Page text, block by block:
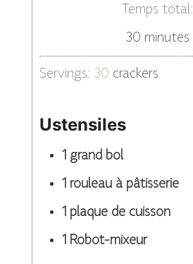
Temps total:
30 minutes
minutes
Servings: 30 crackers
Ustensiles
1 grand bol
1 rouleau à pâtisserie
1 plaque de cuisson
1 Robot-mixeur